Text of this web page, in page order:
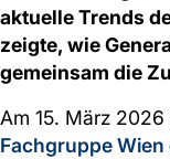
aktuelle Trends
zeigte, wie
gemeinsam die
Am 15. März
Fachgruppe